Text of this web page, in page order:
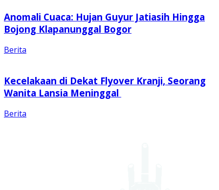
Anomali Cuaca: Hujan Guyur Jatiasih Hingga
Bojong Klapanunggal Bogor
Berita
Kecelakaan di Dekat Flyover Kranji, Seorang
Wanita Lansia Meninggal
Berita